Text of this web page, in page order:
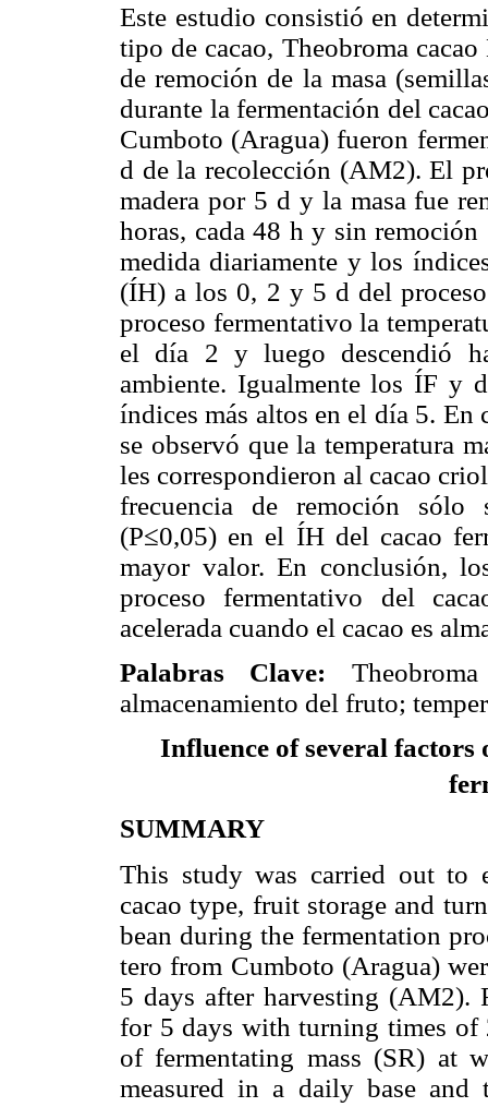
Este estudio consistió en
tipo de cacao, Theobroma
de remoción de la masa
durante la fermentación del
Cumboto (Aragua) fueron
d de la recolección (AM2). El
madera por 5 d y la masa fue
horas, cada 48 h y sin
medida diariamente y los
(ÍH) a los 0, 2 y 5 d del
proceso fermentativo la
el día 2 y luego descendió
ambiente. Igualmente los ÍF y
índices más altos en el día 5.
se observó que la temperatura
les correspondieron al cacao
frecuencia de remo­ción sólo
(P≤0,05) en el ÍH del cacao
mayor valor. En conclusión,
proceso fermentativo del
acelerada cuando el cacao es
Palabras Clave:
almacenamiento del fruto;
Influence of several factors
SUMMARY
This study was carried out to
cacao type, fruit storage and
bean during the fermentation
tero from Cumboto (Aragua)
5 days after harvesting (AM2).
for 5 days with turning times of
of fermentating mass (SR) at
measured in a daily base